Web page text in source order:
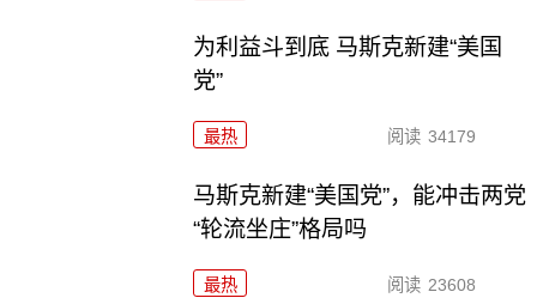
为利益斗到底 马斯克新建“美国
党”
最热 阅读 34179
马斯克新建“美国党”，能冲击两党
“轮流坐庄”格局吗
最热 阅读 23608